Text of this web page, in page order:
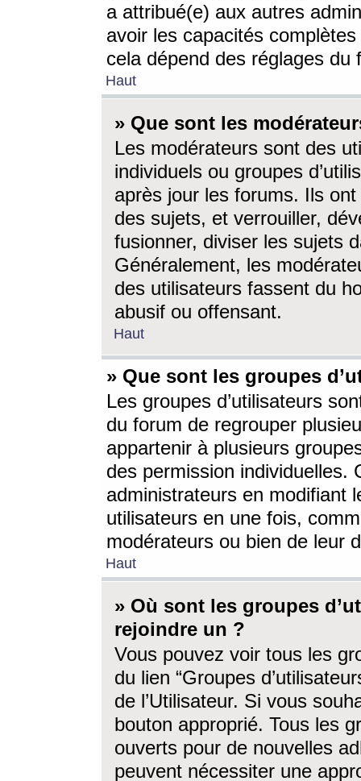
a attribué(e) aux autres
avoir les capacités
cela dépend des réglages du
Haut
» Que sont les
Les modérateurs sont des
individuels ou groupes
après jour les forums. Ils ont
des sujets, et verrouiller,
fusionner, diviser les sujets
Généralement, les
des utilisateurs fassent du
abusif ou offensant.
Haut
» Que sont les groupes
Les groupes d’utilisateurs
du forum de regrouper
appartenir à plusieurs
des permission individuelles.
administrateurs en modifiant
utilisateurs en une fois,
modérateurs ou bien de leur
Haut
» Où sont les groupes
rejoindre un ?
Vous pouvez voir tous les
du lien “Groupes
de l’Utilisateur. Si vous
bouton approprié. Tous les
ouverts pour de nouvelles
peuvent nécessiter une